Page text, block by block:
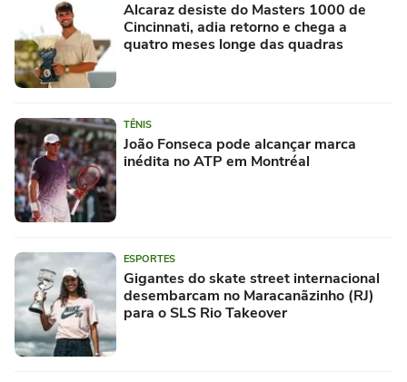
Alcaraz desiste do Masters 1000 de
Cincinnati, adia retorno e chega a
quatro meses longe das quadras
TÊNIS
João Fonseca pode alcançar marca
inédita no ATP em Montréal
ESPORTES
Gigantes do skate street internacional
desembarcam no Maracanãzinho (RJ)
para o SLS Rio Takeover